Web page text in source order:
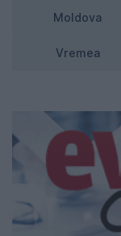
Moldova
Vremea